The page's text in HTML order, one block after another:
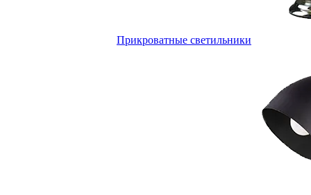
Прикроватные светильники